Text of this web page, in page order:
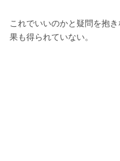
これでいいのかと疑問を抱
果も得られていない。